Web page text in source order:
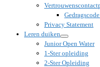
Privacy Statement
Leren duiken
Junior Open Water
1-Ster opleiding
2-Ster Opleiding